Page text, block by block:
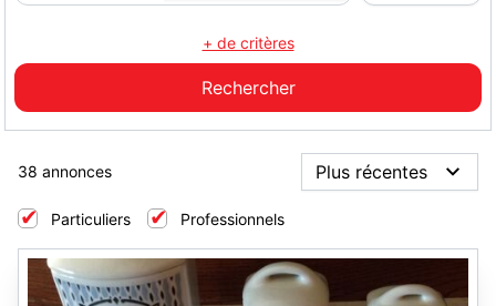
+ de critères
38 annonces
Particuliers Professionnels